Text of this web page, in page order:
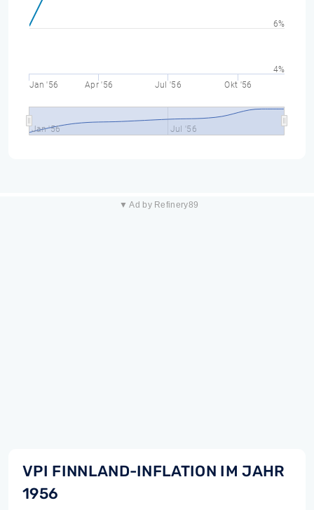
Jan '56 Apr '56 Jul '56 Okt '56
Jan '56 Jul '56
4%
6%
▼ Ad by Refinery89
VPI FINNLAND-INFLATION IM JAHR
1956